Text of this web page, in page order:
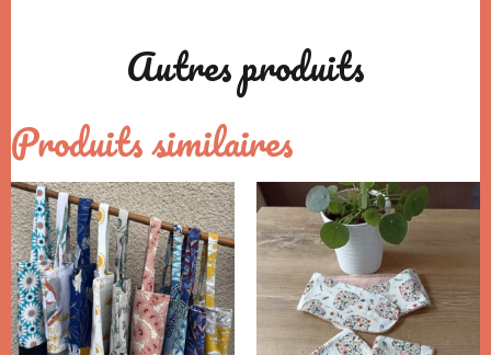
Autres produits
Produits similaires